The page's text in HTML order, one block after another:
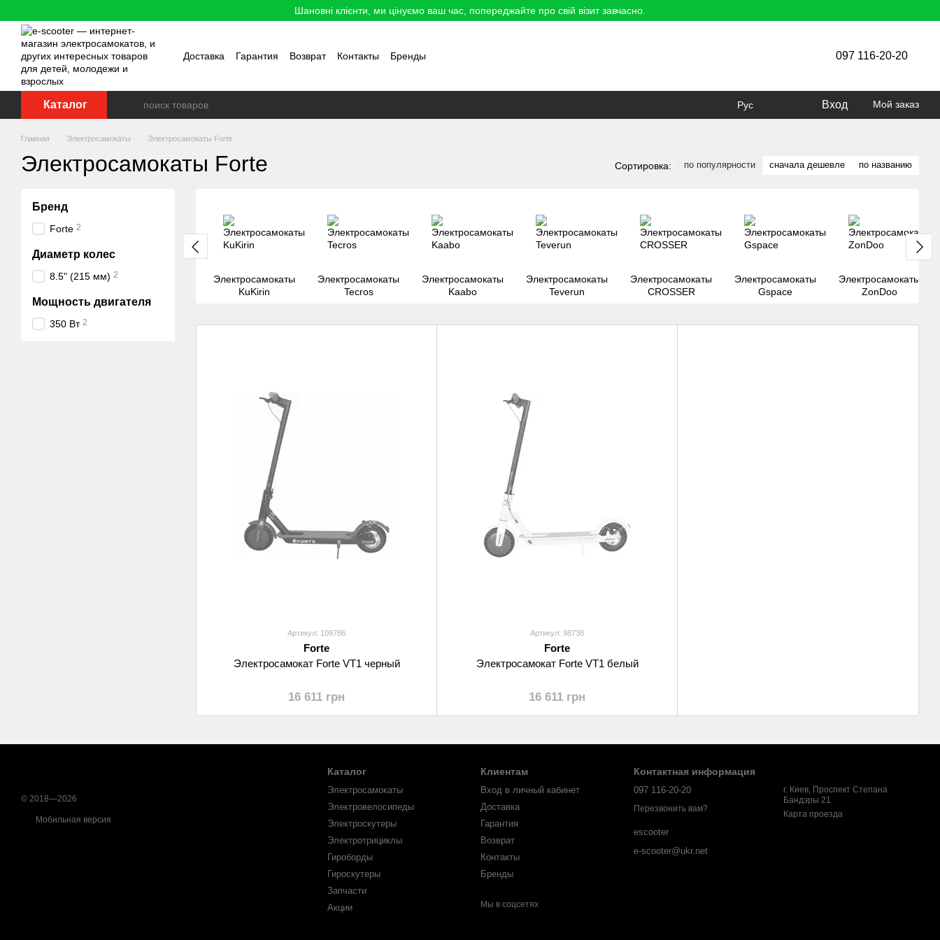
Шановні клієнти, ми цінуємо ваш час, попереджайте про свій візит завчасно.
Доставка Гарантия Возврат Контакты Бренды 097 116-20-20
Каталог Рус Вход Мой заказ
Главная Электросамокаты Электросамокаты Forte
Электросамокаты Forte Сортировка: по популярности сначала дешевле по названию
Электросамокаты
KuKirin
Электросамокаты
Tecros
Электросамокаты
Kaabo
Электросамокаты
Teverun
Электросамокаты
CROSSER
Электросамокаты
Gspace
Электросамокаты
ZonDoo
Артикул: 109786
Forte
Электросамокат Forte VT1 черный
16 611 грн
Артикул: 98738
Forte
Электросамокат Forte VT1 белый
16 611 грн
Бренд
Forte 2
Диаметр колес
8.5" (215 мм) 2
Мощность двигателя
350 Вт 2
© 2018—2026
Мобильная версия
Каталог
Электросамокаты
Электровелосипеды
Электроскутеры
Электротрициклы
Гироборды
Гироскутеры
Запчасти
Акции
Клиентам
Вход в личный кабинет
Доставка
Гарантия
Возврат
Контакты
Бренды
Мы в соцсетях
Контактная информация
097 116-20-20
Перезвонить вам?
escooter
e-scooter@ukr.net
г. Киев, Проспект Степана
Бандэры 21
Карта проезда